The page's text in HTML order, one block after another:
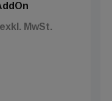
MwSt.